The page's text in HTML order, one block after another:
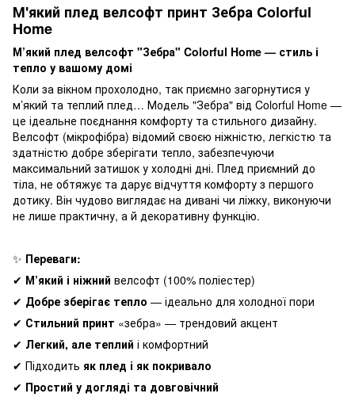
М'який плед велсофт принт Зебра Colorful
Home
М’який плед велсофт "Зебра" Colorful Home — стиль і
тепло у вашому домі
Коли за вікном прохолодно, так приємно загорнутися у
м’який та теплий плед… Модель "Зебра" від Colorful Home —
це ідеальне поєднання комфорту та стильного дизайну.
Велсофт (мікрофібра) відомий своєю ніжністю, легкістю та
здатністю добре зберігати тепло, забезпечуючи
максимальний затишок у холодні дні. Плед приємний до
тіла, не обтяжує та дарує відчуття комфорту з першого
дотику. Він чудово виглядає на дивані чи ліжку, виконуючи
не лише практичну, а й декоративну функцію.
✨ Переваги:
✔ М’який і ніжний велсофт (100% поліестер)
✔ Добре зберігає тепло — ідеально для холодної пори
✔ Стильний принт «зебра» — трендовий акцент
✔ Легкий, але теплий і комфортний
✔ Підходить як плед і як покривало
✔ Простий у догляді та довговічний